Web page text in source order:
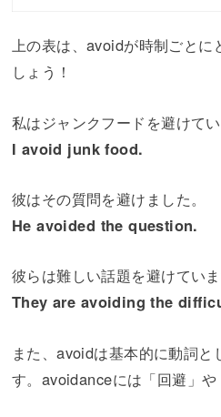
上の表は、avoidが時制ごとに
しょう！
私はジャンクフードを避けてい
I avoid junk food.
彼はその質問を避けました。
He avoided the question.
彼らは難しい話題を避けていま
They are avoiding the
また、avoidは基本的に動詞
す。avoidanceには「回避」や